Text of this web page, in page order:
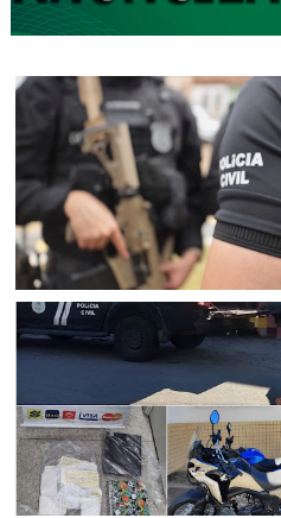
CURAÇÁ
Mulher suspeita de aplicar
vítimas idosas em Curaçá é
Senhor do Bonfim